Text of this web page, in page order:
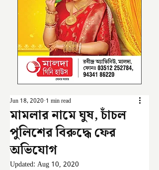
মামলার নামে ঘুষ, চাঁচল
পুলিশের বিরুদ্ধে ফের
অভিযোগ
Jun 18, 2020 1 min read
Updated: Aug 10, 2020